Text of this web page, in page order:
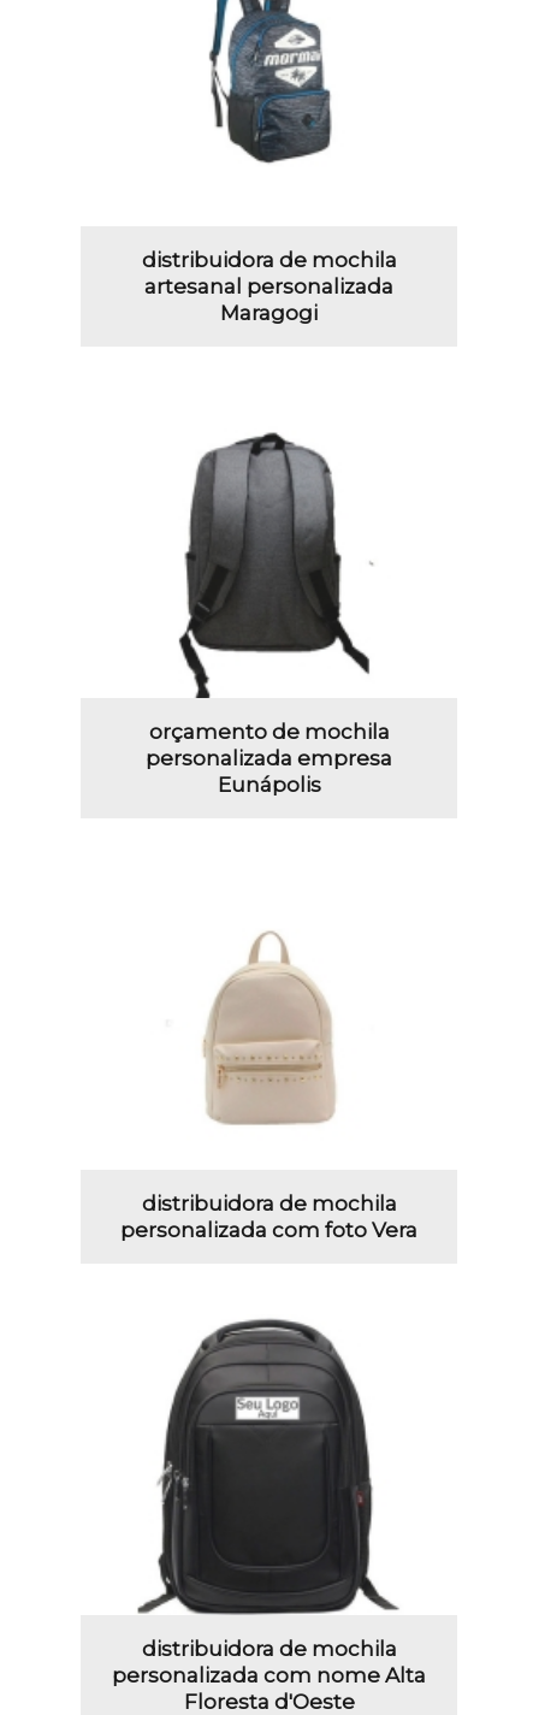
distribuidora de mochila
artesanal personalizada
Maragogi
orçamento de mochila
personalizada empresa
Eunápolis
distribuidora de mochila
personalizada com foto Vera
distribuidora de mochila
personalizada com nome Alta
Floresta d'Oeste